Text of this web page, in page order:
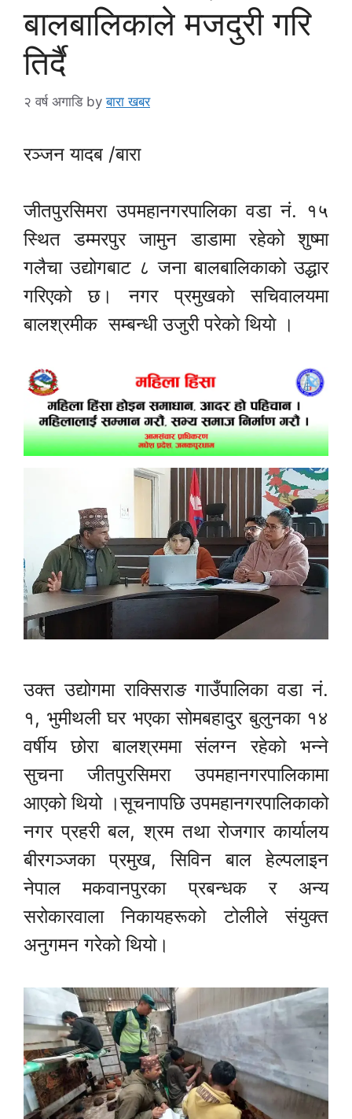
बालबालिकाले मजदुरी गरि
तिर्दै
२ वर्ष अगाडि byबारा खबर
रञ्जन यादब /बारा
जीतपुरसिमरा उपमहानगरपालिका वडा नं. १५
स्थित डम्मरपुर जामुन डाडामा रहेको शुष्मा
गलैचा उद्योगबाट ८ जना बालबालिकाको उद्धार
गरिएको छ। नगर प्रमुखकाे सचिवालयमा
बालश्रमीक सम्बन्धी उजुरी परेकाे थियाे ।
उक्त उद्योगमा राक्सिराङ गाउँपालिका वडा नं.
१, भुमीथली घर भएका सोमबहादुर बुलुनका १४
वर्षीय छोरा बालश्रममा संलग्न रहेको भन्ने
सुचना जीतपुरसिमरा उपमहानगरपालिकामा
आएको थियो ।सूचनापछि उपमहानगरपालिकाको
नगर प्रहरी बल, श्रम तथा रोजगार कार्यालय
बीरगञ्जका प्रमुख, सिविन बाल हेल्पलाइन
नेपाल मकवानपुरका प्रबन्धक र अन्य
सरोकारवाला निकायहरूको टोलीले संयुक्त
अनुगमन गरेको थियो।